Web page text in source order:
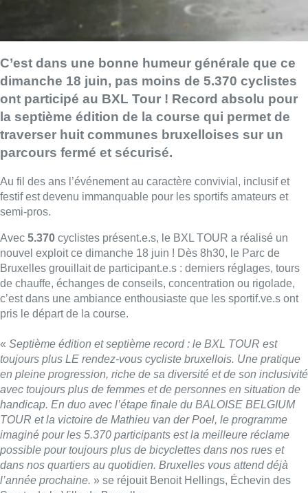
C’est dans une bonne humeur générale que ce
dimanche 18 juin, pas moins de 5.370 cyclistes
ont participé au BXL Tour ! Record absolu pour
la septième édition de la course qui permet de
traverser huit communes bruxelloises sur un
parcours fermé et sécurisé.
Au fil des ans l’événement au caractère convivial, inclusif et
festif est devenu immanquable pour les sportifs amateurs et
semi-pros.
Avec 5.370 cyclistes présent.e.s, le BXL TOUR a réalisé un
nouvel exploit ce dimanche 18 juin ! Dès 8h30, le Parc de
Bruxelles grouillait de participant.e.s : derniers réglages, tours
de chauffe, échanges de conseils, concentration ou rigolade,
c’est dans une ambiance enthousiaste que les sportif.ve.s ont
pris le départ de la course.
« Septième édition et septième record : le BXL TOUR est
toujours plus LE rendez-vous cycliste bruxellois. Une pratique
en pleine progression, riche de sa diversité et de son inclusivité
avec toujours plus de femmes et de personnes en situation de
handicap. En duo avec l’étape finale du BALOISE BELGIUM
TOUR et la victoire de Mathieu van der Poel, le programme
imaginé pour les 5.370 participants est la meilleure réclame
possible pour toujours plus de bicyclettes dans nos rues et
dans nos quartiers au quotidien. Bruxelles vous attend déjà
l’année prochaine. » se réjouit Benoit Hellings, Échevin des